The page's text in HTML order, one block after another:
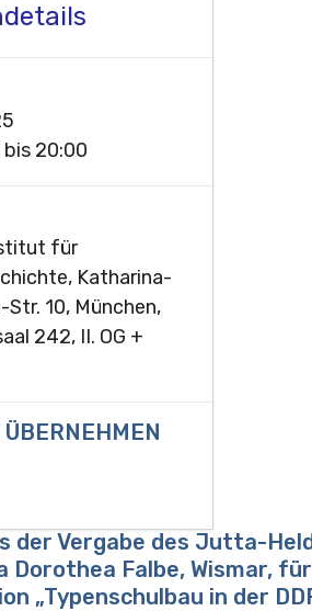
bis 20:00
für
Katharina-
10, München,
242, II. OG +
der Vergabe des Jutta-
Dorothea Falbe, Wismar,
„Typenschulbau in der